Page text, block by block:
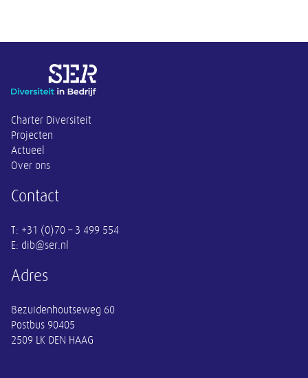
Overige informatie
Charter Diversiteit
Projecten
Actueel
Over ons
Contact
E: dib@ser.nl
Adres
Bezuidenhoutseweg 60
Postbus 90405